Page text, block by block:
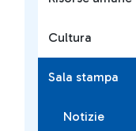
Cultura
Sala stampa
Notizie